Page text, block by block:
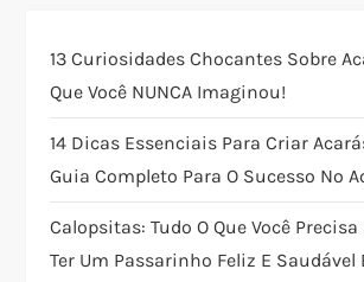
ç
ã
o
d
13 Curiosidades Chocantes Sobre
Que Você NUNCA Imaginou!
14 Dicas Essenciais Para Criar
Guia Completo Para O Sucesso No
Calopsitas: Tudo O Que Você Precisa
Ter Um Passarinho Feliz E Saudável